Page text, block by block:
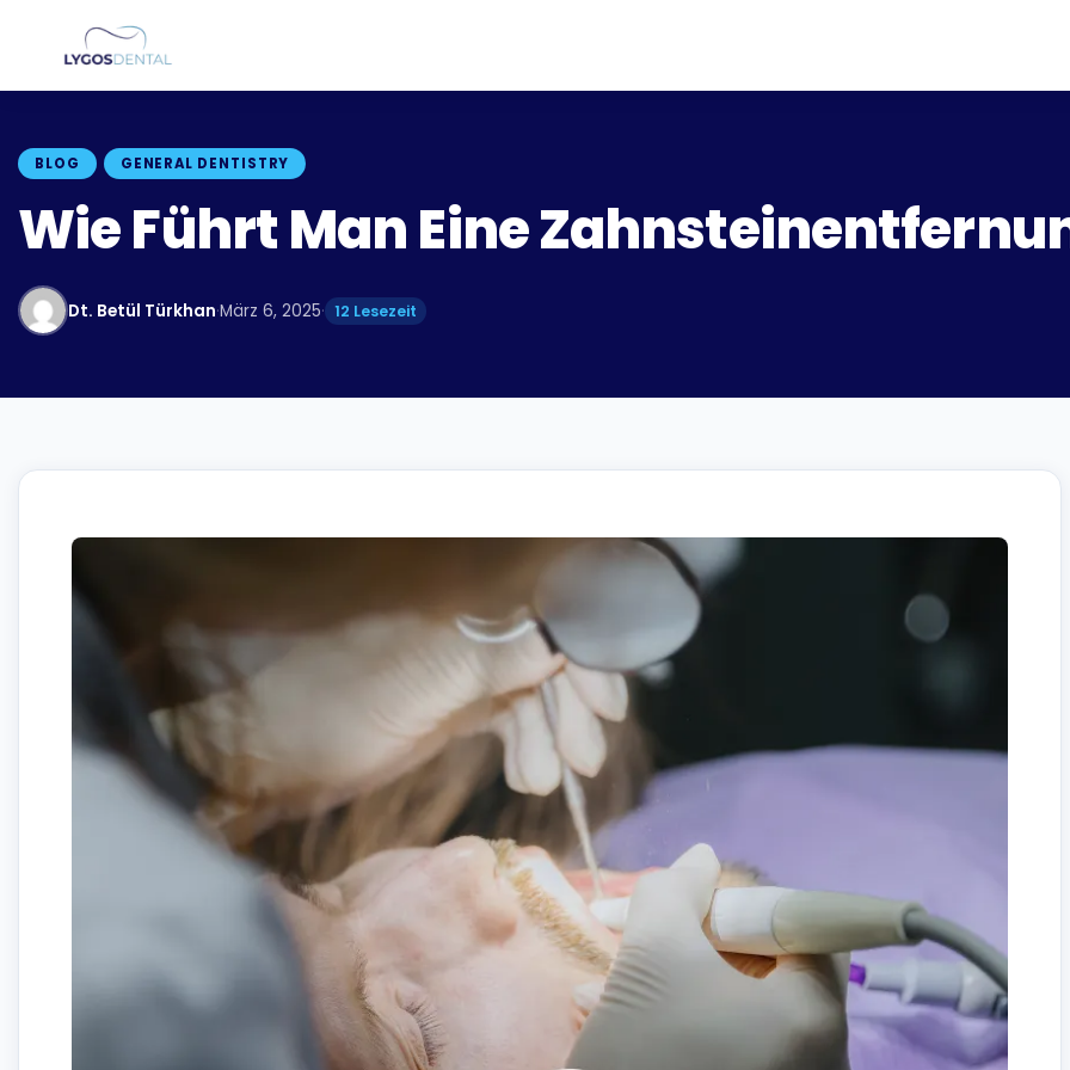
BLOG GENERAL DENTISTRY
Wie Führt Man Eine
Dt. Betül Türkhan·März 6, 2025· 12 Lesezeit